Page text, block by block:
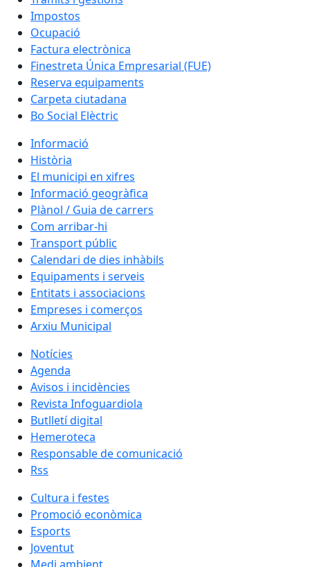
Impostos
Ocupació
Factura electrònica
Finestreta Única Empresarial (FUE)
Reserva equipaments
Carpeta ciutadana
Bo Social Elèctric
Informació
Història
El municipi en xifres
Informació geogràfica
Plànol / Guia de carrers
Com arribar-hi
Transport públic
Calendari de dies inhàbils
Equipaments i serveis
Entitats i associacions
Empreses i comerços
Arxiu Municipal
Notícies
Agenda
Avisos i incidències
Revista Infoguardiola
Butlletí digital
Hemeroteca
Responsable de comunicació
Rss
Cultura i festes
Promoció econòmica
Esports
Joventut